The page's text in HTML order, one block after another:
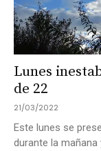
Lunes
de 22
21/03/2022
Este lunes se
durante la